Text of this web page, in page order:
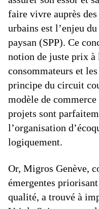
faire vivre auprès
urbains est l’enjeu
paysan (SPP). Ce
notion de juste prix à
consommateurs et
principe du circuit
modèle de
projets sont
l’organisation
logiquement.
Or, Migros Genève,
émergentes
qualité, a trouvé à